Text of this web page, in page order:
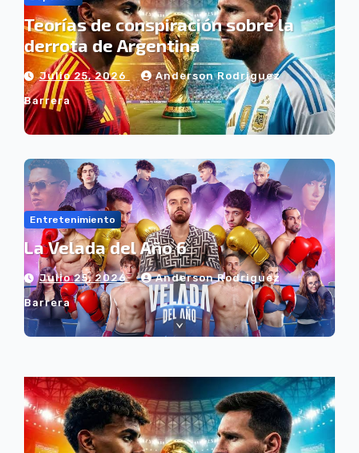
Teorías de conspiración sobre la
derrota de Argentina
Julio 25, 2026 Anderson Rodriguez
Barrera
Entretenimiento
La Velada del Año 6
Julio 25, 2026 Anderson Rodriguez
Barrera